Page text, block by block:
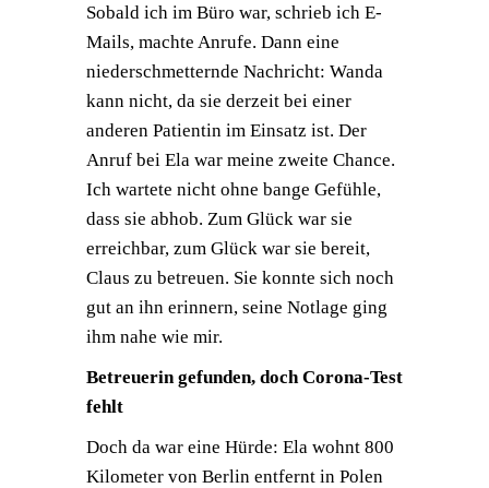
Sobald ich im Büro war, schrieb ich E-
Mails, machte Anrufe. Dann eine
niederschmetternde Nachricht: Wanda
kann nicht, da sie derzeit bei einer
anderen Patientin im Einsatz ist. Der
Anruf bei Ela war meine zweite Chance.
Ich wartete nicht ohne bange Gefühle,
dass sie abhob. Zum Glück war sie
erreichbar, zum Glück war sie bereit,
Claus zu betreuen. Sie konnte sich noch
gut an ihn erinnern, seine Notlage ging
ihm nahe wie mir.
Betreuerin gefunden, doch Corona-Test
fehlt
Doch da war eine Hürde: Ela wohnt 800
Kilometer von Berlin entfernt in Polen